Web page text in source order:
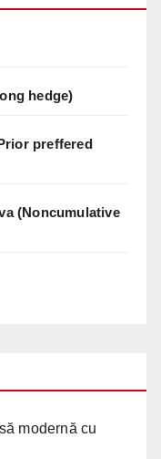
hedge)
preffered
(Noncumulative
modernă cu